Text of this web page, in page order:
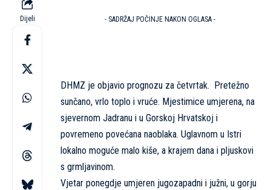
Dijeli - SADRŽAJ POČINJE NAKON OGLASA -
DHMZ je objavio prognozu za četvrtak. Pretežno
sunčano, vrlo toplo i vruće. Mjestimice umjerena, na
sjevernom Jadranu i u Gorskoj Hrvatskoj i
povremeno povećana naoblaka. Uglavnom u Istri
lokalno moguće malo kiše, a krajem dana i pljuskovi
s grmljavinom.
Vjetar ponegdje umjeren jugozapadni i južni, u gorju